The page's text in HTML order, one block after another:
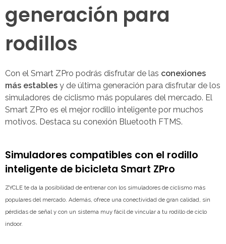
generación para
rodillos
Con el Smart ZPro podrás disfrutar de las conexiones
más estables y de última generación para disfrutar de los
simuladores de ciclismo más populares del mercado. El
Smart ZPro es el mejor rodillo inteligente por muchos
motivos. Destaca su conexión Bluetooth FTMS.
Simuladores compatibles con el rodillo
inteligente de bicicleta Smart ZPro
ZYCLE te da la posibilidad de entrenar con los simuladores de ciclismo más
populares del mercado. Además, ofrece una conectividad de gran calidad, sin
pérdidas de señal y con un sistema muy fácil de vincular a tu rodillo de ciclo
indoor.